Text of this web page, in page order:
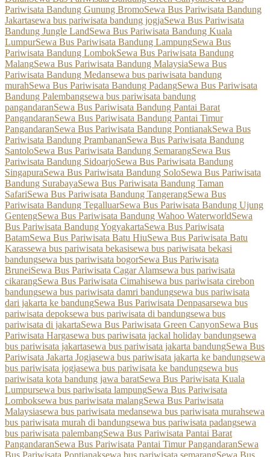
Pariwisata Bandung Gunung BromoSewa Bus Pariwisata Bandung
Jakartasewa bus pariwisata bandung jogjaSewa Bus Pariwisata
Bandung Jungle LandSewa Bus Pariwisata Bandung Kuala
LumpurSewa Bus Pariwisata Bandung LampungSewa Bus
Pariwisata Bandung LombokSewa Bus Pariwisata Bandung
MalangSewa Bus Pariwisata Bandung MalaysiaSewa Bus
Pariwisata Bandung Medansewa bus pariwisata bandung
murahSewa Bus Pariwisata Bandung PadangSewa Bus Pariwisata
Bandung Palembangsewa bus pariwisata bandung
pangandaranSewa Bus Pariwisata Bandung Pantai Barat
PangandaranSewa Bus Pariwisata Bandung Pantai Timur
PangandaranSewa Bus Pariwisata Bandung PontianakSewa Bus
Pariwisata Bandung PrambananSewa Bus Pariwisata Bandung
SantoloSewa Bus Pariwisata Bandung SemarangSewa Bus
Pariwisata Bandung SidoarjoSewa Bus Pariwisata Bandung
SingapuraSewa Bus Pariwisata Bandung SoloSewa Bus Pariwisata
Bandung SurabayaSewa Bus Pariwisata Bandung Taman
SafariSewa Bus Pariwisata Bandung TangerangSewa Bus
Pariwisata Bandung TegalluarSewa Bus Pariwisata Bandung Ujung
GentengSewa Bus Pariwisata Bandung Wahoo WaterworldSewa
Bus Pariwisata Bandung YogyakartaSewa Bus Pariwisata
BatamSewa Bus Pariwisata Batu HiuSewa Bus Pariwisata Batu
Karassewa bus pariwisata bekasisewa bus pariwisata bekasi
bandungsewa bus pariwisata bogorSewa Bus Pariwisata
BruneiSewa Bus Pariwisata Cagar Alamsewa bus pariwisata
cikarangSewa Bus Pariwisata Cimahisewa bus pariwisata cirebon
bandungsewa bus pariwisata damri bandungsewa bus pariwisata
dari jakarta ke bandungSewa Bus Pariwisata Denpasarsewa bus
pariwisata depoksewa bus pariwisata di bandungsewa bus
pariwisata di jakartaSewa Bus Pariwisata Green CanyonSewa Bus
Pariwisata Hargasewa bus pariwisata jackal holiday bandungsewa
bus pariwisata jakartasewa bus pariwisata jakarta bandungSewa Bus
Pariwisata Jakarta Jogjasewa bus pariwisata jakarta ke bandungsewa
bus pariwisata jogjasewa bus pariwisata ke bandungsewa bus
pariwisata kota bandung jawa baratSewa Bus Pariwisata Kuala
Lumpursewa bus pariwisata lampungSewa Bus Pariwisata
Lomboksewa bus pariwisata malangSewa Bus Pariwisata
Malaysiasewa bus pariwisata medansewa bus pariwisata murahsewa
bus pariwisata murah di bandungsewa bus pariwisata padangsewa
bus pariwisata palembangSewa Bus Pariwisata Pantai Barat
PangandaranSewa Bus Pariwisata Pantai Timur PangandaranSewa